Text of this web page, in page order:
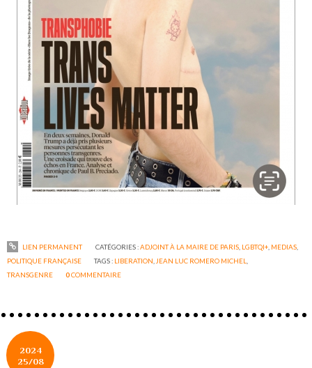
LIEN PERMANENT CATÉGORIES :ADJOINT À LA MAIRE DE PARIS, LGBTQI+, MEDIAS,
POLITIQUE FRANÇAISE
TAGS : LIBERATION,JEAN LUC ROMERO MICHEL,
TRANSGENRE
0COMMENTAIRE
2024
25/08